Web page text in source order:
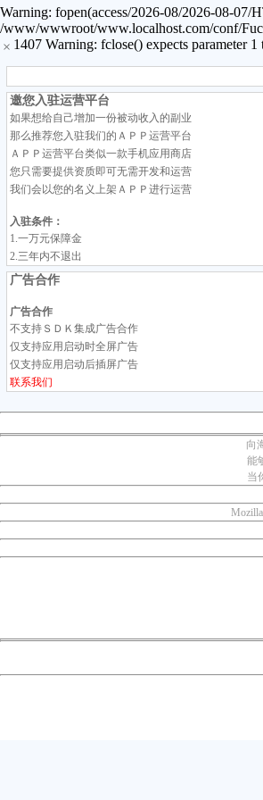
Warning: fopen(access/2026-08/2026-08-
/www/wwwroot/www.localhost.com/conf/
1407 Warning: fclose() expects parameter
×
邀您入驻运营平台
如果想给自己增加一份被动收入的副业
那么推荐您入驻我们的ＡＰＰ运营平台
ＡＰＰ运营平台类似一款手机应用商店
您只需要提供资质即可无需开发和运营
我们会以您的名义上架ＡＰＰ进行运营
入驻条件：
1.一万元保障金
2.三年内不退出
广告合作
广告合作
不支持ＳＤＫ集成广告合作
仅支持应用启动时全屏广告
仅支持应用启动后插屏广告
联系我们
向
能
当